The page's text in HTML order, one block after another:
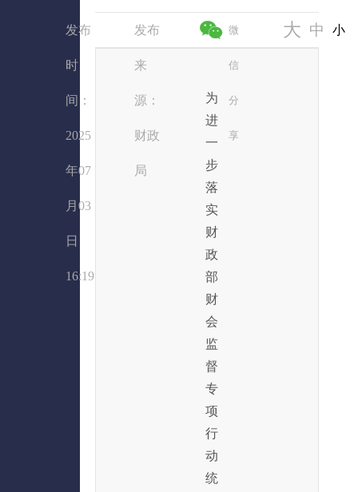
发布
时
间：
2025
年07
月03
日
16:19
发布
来
源：
财政
局
微
信
分
享
大 中 小
为
进
一
步
落
实
财
政
部
财
会
监
督
专
项
行
动
统